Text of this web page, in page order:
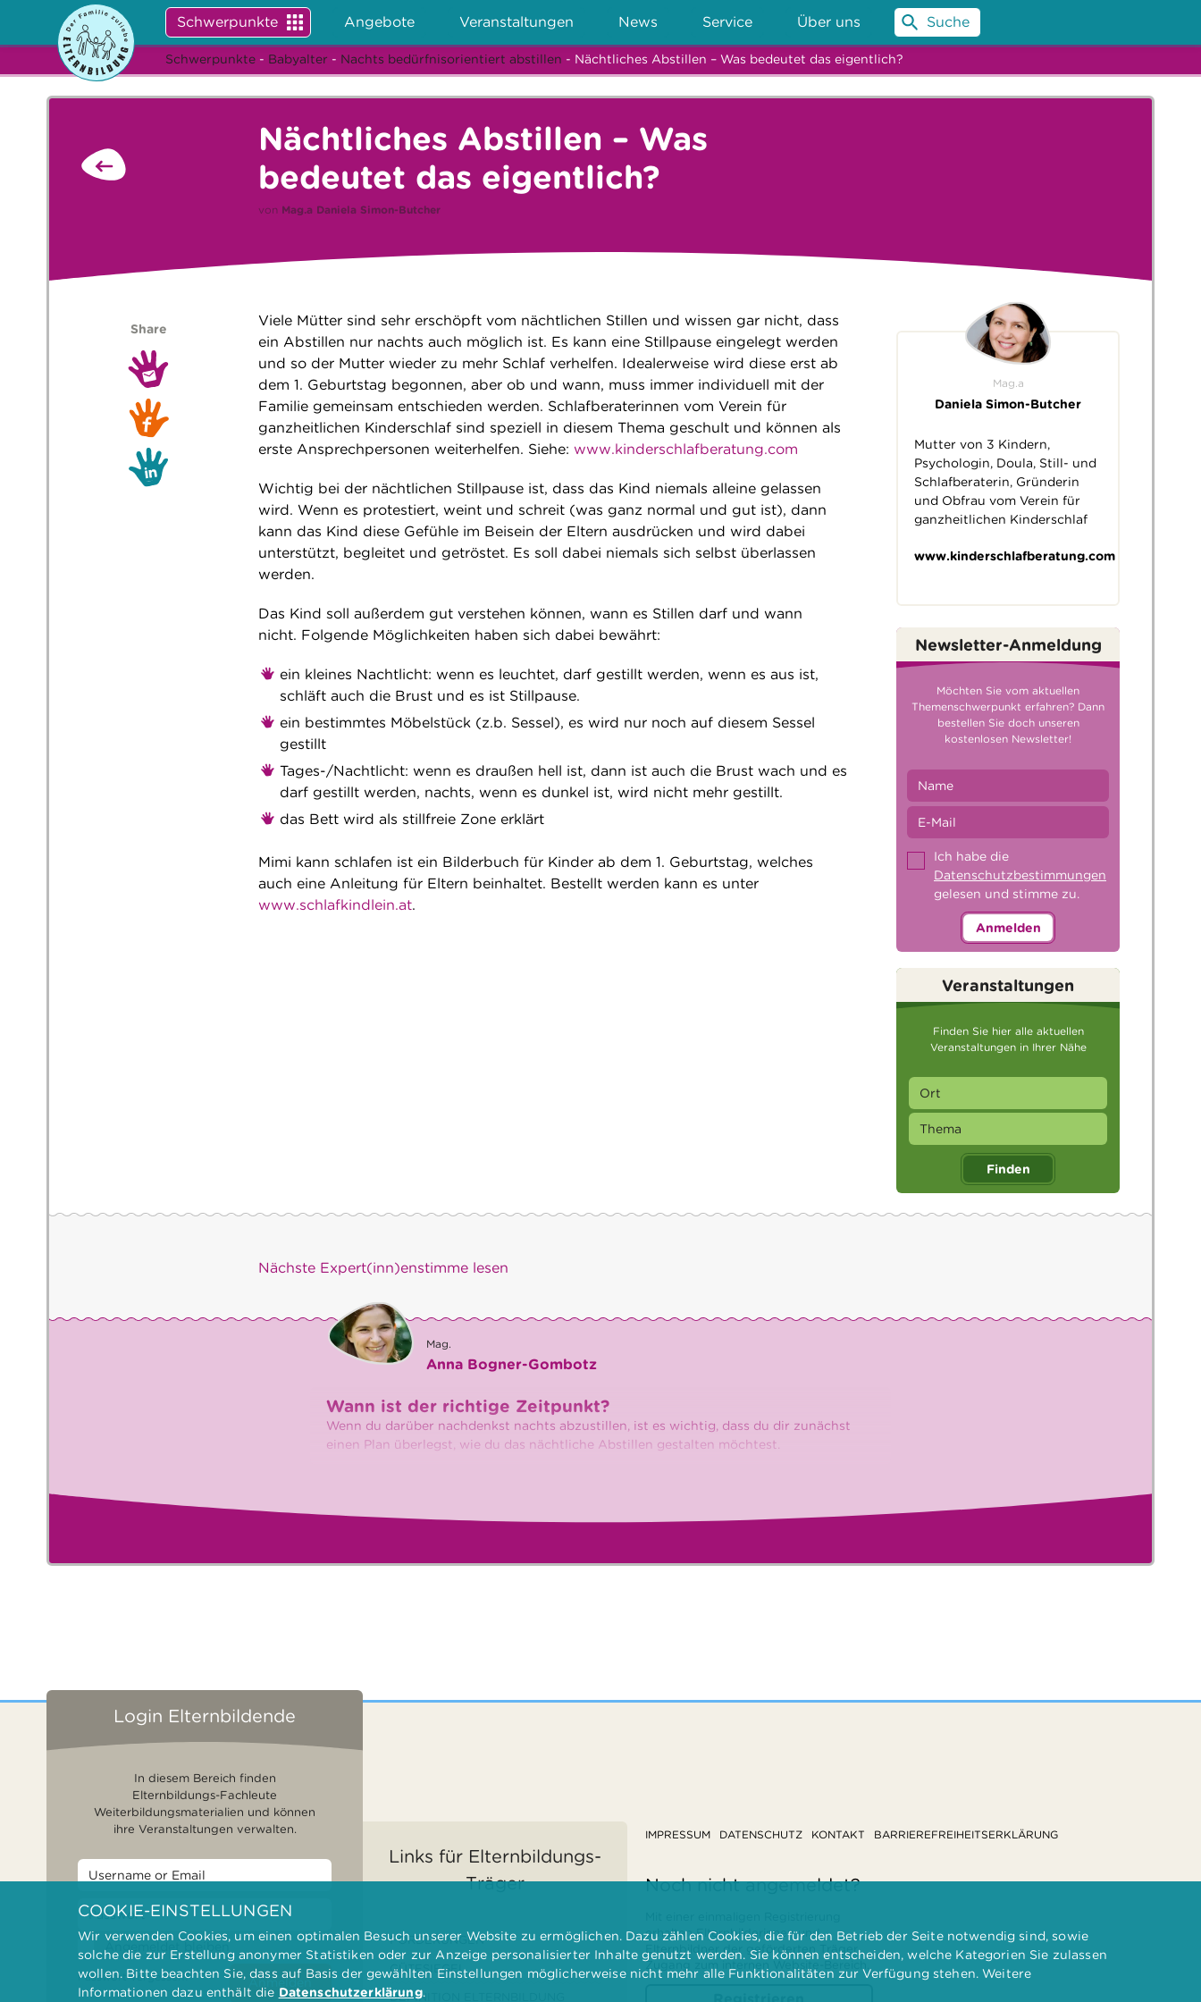
Schwerpunkte Angebote Veranstaltungen News Service Über uns Suche
Schwerpunkte - Babyalter - Nachts bedürfnisorientiert abstillen - Nächtliches Abstillen – Was bedeutet das eigentlich?
Nächtliches Abstillen – Was
bedeutet das eigentlich?
von Mag.a Daniela Simon-Butcher
Viele Mütter sind sehr erschöpft vom nächtlichen Stillen und wissen gar nicht, dass
ein Abstillen nur nachts auch möglich ist. Es kann eine Stillpause eingelegt werden
und so der Mutter wieder zu mehr Schlaf verhelfen. Idealerweise wird diese erst ab
dem 1. Geburtstag begonnen, aber ob und wann, muss immer individuell mit der
Familie gemeinsam entschieden werden. Schlafberaterinnen vom Verein für
ganzheitlichen Kinderschlaf sind speziell in diesem Thema geschult und können als
erste Ansprechpersonen weiterhelfen. Siehe: www.kinderschlafberatung.com
Wichtig bei der nächtlichen Stillpause ist, dass das Kind niemals alleine gelassen
wird. Wenn es protestiert, weint und schreit (was ganz normal und gut ist), dann
kann das Kind diese Gefühle im Beisein der Eltern ausdrücken und wird dabei
unterstützt, begleitet und getröstet. Es soll dabei niemals sich selbst überlassen
werden.
Das Kind soll außerdem gut verstehen können, wann es Stillen darf und wann
nicht. Folgende Möglichkeiten haben sich dabei bewährt:
ein kleines Nachtlicht: wenn es leuchtet, darf gestillt werden, wenn es aus ist,
schläft auch die Brust und es ist Stillpause.
ein bestimmtes Möbelstück (z.b. Sessel), es wird nur noch auf diesem Sessel
gestillt
Tages-/Nachtlicht: wenn es draußen hell ist, dann ist auch die Brust wach und es
darf gestillt werden, nachts, wenn es dunkel ist, wird nicht mehr gestillt.
das Bett wird als stillfreie Zone erklärt
Mimi kann schlafen ist ein Bilderbuch für Kinder ab dem 1. Geburtstag, welches
auch eine Anleitung für Eltern beinhaltet. Bestellt werden kann es unter
www.schlafkindlein.at.
Share
Mag.a
Daniela Simon-Butcher
Mutter von 3 Kindern,
Psychologin, Doula, Still- und
Schlafberaterin, Gründerin
und Obfrau vom Verein für
ganzheitlichen Kinderschlaf
www.kinderschlafberatung.com
Newsletter-Anmeldung
Möchten Sie vom aktuellen
Themenschwerpunkt erfahren? Dann
bestellen Sie doch unseren
kostenlosen Newsletter!
Ich habe die
Datenschutzbestimmungen
gelesen und stimme zu.
Anmelden
Veranstaltungen
Finden Sie hier alle aktuellen
Veranstaltungen in Ihrer Nähe
Finden
Nächste Expert(inn)enstimme lesen
Mag.
Anna Bogner-Gombotz
Wann ist der richtige Zeitpunkt?
Wenn du darüber nachdenkst nachts abzustillen, ist es wichtig, dass du dir zunächst
einen Plan überlegst, wie du das nächtliche Abstillen gestalten möchtest.
Login Elternbildende
In diesem Bereich finden
Elternbildungs-Fachleute
Weiterbildungsmaterialien und können
ihre Veranstaltungen verwalten.
Angemeldet bleiben
Passwort vergessen? Anmelden
Links für Elternbildungs-
Träger
FÖRDERUNGEN
GÜTESIEGEL
DEFINITION ELTERNBILDUNG
IMPRESSUM DATENSCHUTZ KONTAKT BARRIEREFREIHEITSERKLÄRUNG
Noch nicht angemeldet?
erhalten Elternbilderinnen und
Elternbildner der geförderten Träger
Zugang zum internen Website-Bereich.
COOKIE-EINSTELLUNGEN
Wir verwenden Cookies, um einen optimalen Besuch unserer Website zu ermöglichen. Dazu zählen Cookies, die für den Betrieb der Seite notwendig sind, sowie
solche die zur Erstellung anonymer Statistiken oder zur Anzeige personalisierter Inhalte genutzt werden. Sie können entscheiden, welche Kategorien Sie zulassen
wollen. Bitte beachten Sie, dass auf Basis der gewählten Einstellungen möglicherweise nicht mehr alle Funktionalitäten zur Verfügung stehen. Weitere
Informationen dazu enthält die Datenschutzerklärung.